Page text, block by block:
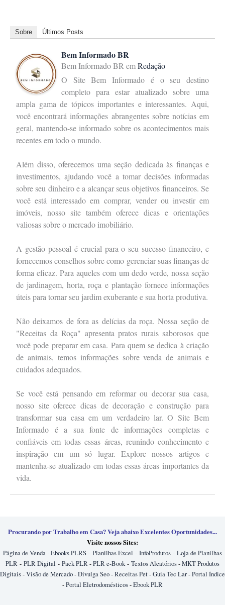
Sobre Últimos Posts
Bem Informado BR
Bem Informado BR emRedação
O Site Bem Informado é o seu destino
completo para estar atualizado sobre uma
ampla gama de tópicos importantes e interessantes. Aqui,
você encontrará informações abrangentes sobre notícias em
geral, mantendo-se informado sobre os acontecimentos mais
recentes em todo o mundo.
Além disso, oferecemos uma seção dedicada às finanças e
investimentos, ajudando você a tomar decisões informadas
sobre seu dinheiro e a alcançar seus objetivos financeiros. Se
você está interessado em comprar, vender ou investir em
imóveis, nosso site também oferece dicas e orientações
valiosas sobre o mercado imobiliário.
A gestão pessoal é crucial para o seu sucesso financeiro, e
fornecemos conselhos sobre como gerenciar suas finanças de
forma eficaz. Para aqueles com um dedo verde, nossa seção
de jardinagem, horta, roça e plantação fornece informações
úteis para tornar seu jardim exuberante e sua horta produtiva.
Não deixamos de fora as delícias da roça. Nossa seção de
"Receitas da Roça" apresenta pratos rurais saborosos que
você pode preparar em casa. Para quem se dedica à criação
de animais, temos informações sobre venda de animais e
cuidados adequados.
Se você está pensando em reformar ou decorar sua casa,
nosso site oferece dicas de decoração e construção para
transformar sua casa em um verdadeiro lar. O Site Bem
Informado é a sua fonte de informações completas e
confiáveis em todas essas áreas, reunindo conhecimento e
inspiração em um só lugar. Explore nossos artigos e
mantenha-se atualizado em todas essas áreas importantes da
vida.
Procurando por Trabalho em Casa? Veja abaixo Excelentes Oportunidades...
Visite nossos Sites:
Página de Venda-Ebooks PLRS - Planilhas Excel - InfoProdutos - Loja de Planilhas
PLR - PLR Digital - Pack PLR-PLR e-Book- Textos Aleatórios-MKT Produtos
Digitais-Visão de Mercado-Divulga Seo-Receitas Pet-Guia Tec Lar-Portal Índice
-Portal Eletrodomésticos-Ebook PLR